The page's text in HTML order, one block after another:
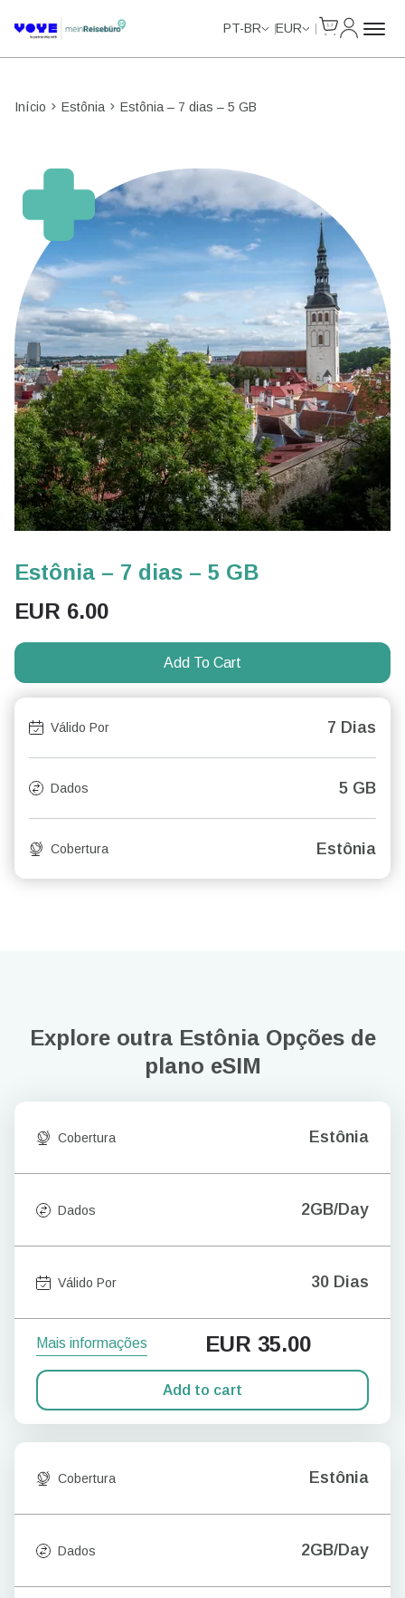
PT-BR EUR
Início Estônia Estônia – 7 dias – 5 GB
Estônia – 7 dias – 5 GB
EUR 6.00
Add To Cart
Válido Por 7 Dias
Dados 5 GB
Cobertura Estônia
Explore outra Estônia Opções de
plano eSIM
Cobertura Estônia
Dados 2GB/Day
Válido Por 30 Dias
Mais informações EUR 35.00
Add to cart
Cobertura Estônia
Dados 2GB/Day